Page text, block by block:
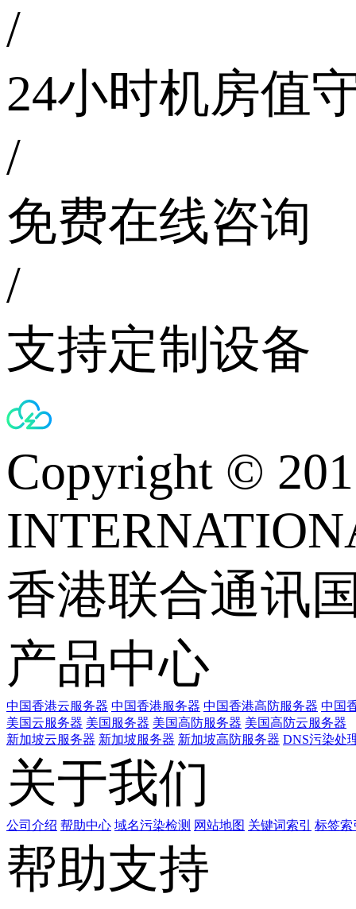
/
24小时机房值
/
免费在线咨询
/
支持定制设备
Copyright ©
香港联合通讯
产品中心
中国香港云服务器 中国香港服务器 中国香港高防服务器 中国
美国云服务器 美国服务器 美国高防服务器 美国高防云服务器
新加坡云服务器 新加坡服务器 新加坡高防服务器 DNS污染处
关于我们
公司介绍 帮助中心 域名污染检测 网站地图 关键词索引 标签索
帮助支持